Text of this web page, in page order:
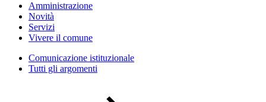
Amministrazione
Novità
Servizi
Vivere il comune
Comunicazione istituzionale
Tutti gli argomenti